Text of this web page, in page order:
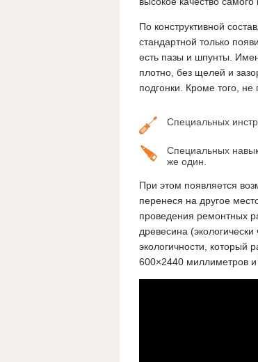
По конструктивной
стандартной только
есть пазы и шпунты.
плотно, без щелей и
подгонки. Кроме того, не
Специальных
Специальных
же один.
При этом появляется
перенеся на другое
проведения ремонтных
древесина
экологичности, который
600×2440 миллиметров